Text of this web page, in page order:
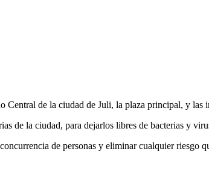
de la ciudad de Juli, la plaza principal, y
de la ciudad, para dejarlos libres de bacterias y
de personas y eliminar cualquier riesgo